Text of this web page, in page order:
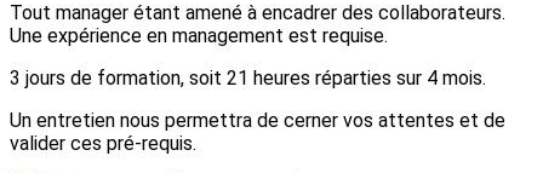
Tout manager étant amené à encadrer des collaborateurs.
Une expérience en management est requise.
3 jours de formation, soit 21 heures réparties sur 4 mois.
Un entretien nous permettra de cerner vos attentes et de
valider ces pré-requis.